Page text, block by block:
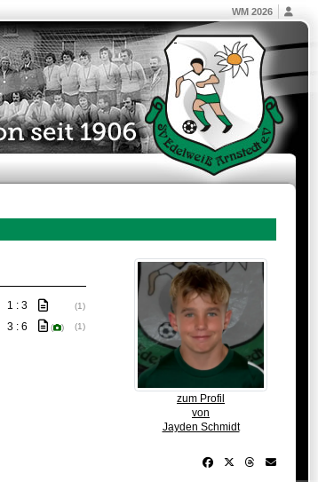
WM 2026
zum Profil
von
Jayden Schmidt
1 : 3 (1)
3 : 6 ( ) (1)